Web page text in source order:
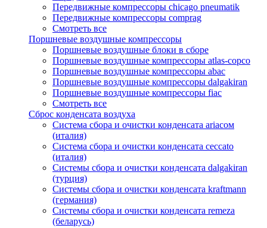
Передвижные компрессоры chicago pneumatik
Передвижные компрессоры comprag
Смотреть все
Поршневые воздушные компрессоры
Поршневые воздушные блоки в сборе
Поршневые воздушные компрессоры atlas-copco
Поршневые воздушные компрессоры abac
Поршневые воздушные компрессоры dalgakiran
Поршневые воздушные компрессоры fiac
Смотреть все
Сброс конденсата воздуха
Система сбора и очистки конденсата ariacом
(италия)
Система сбора и очистки конденсата ceccato
(италия)
Системы сбора и очистки конденсата dalgakiran
(турция)
Системы сбора и очистки конденсата kraftmann
(германия)
Системы сбора и очистки конденсата remeza
(беларусь)